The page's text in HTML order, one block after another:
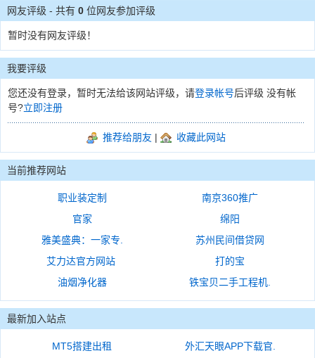
网友评级 - 共有 0 位网友参加评级
暂时没有网友评级！
我要评级
您还没有登录，暂时无法给该网站评级，请登录帐号后评级 没有帐
号?立即注册
推荐给朋友 | 收藏此网站
当前推荐网站
职业装定制
南京360推广
官家
绵阳
雅美盛典：一家专.
苏州民间借贷网
艾力达官方网站
打的宝
油烟净化器
铁宝贝二手工程机.
最新加入站点
MT5搭建出租 外汇天眼APP下载官.